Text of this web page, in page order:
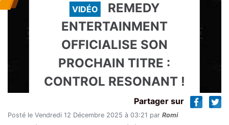
VIDÉO
REMEDY
ENTERTAINMENT
OFFICIALISE SON
PROCHAIN TITRE :
CONTROL RESONANT !
Partager sur
Posté le Vendredi 12 Décembre 2025 à 03:21 par Romi